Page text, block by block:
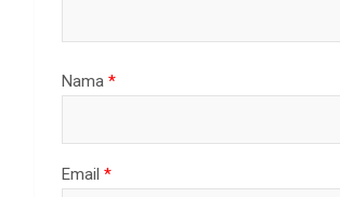
Nama *
Email *